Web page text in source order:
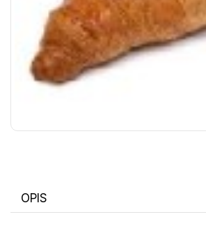
OPIS